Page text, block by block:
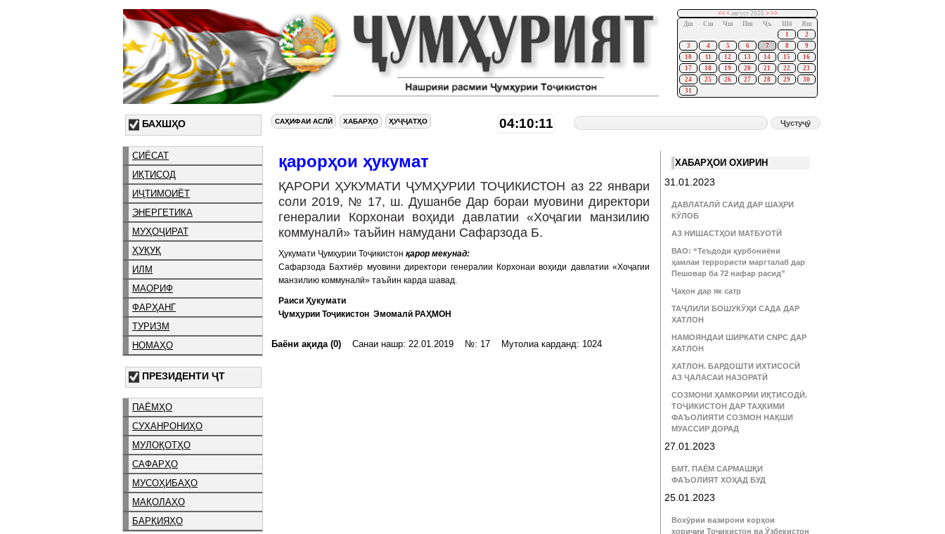
<< <август 2026 > >>
Дш
Сш Чш Пш Ҷъ Шб
Яш
1
2
3
4 5 6 7 8
9
10
11 12 13 14 15
16
17
18 19 20 21 22
23
24
25 26 27 28 29
30
31
БАХШҲО
СИЁСАТ
ИҚТИСОД
ИҶТИМОИЁТ
ЭНЕРГЕТИКА
МУҲОҶИРАТ
ҲУҚУҚ
ИЛМ
МАОРИФ
ФАРҲАНГ
ТУРИЗМ
НОМАҲО
ПРЕЗИДЕНТИ ҶТ
ПАЁМҲО
СУХАНРОНИҲО
МУЛОҚОТҲО
САФАРҲО
МУСОҲИБАҲО
МАҚОЛАҲО
БАРҚИЯҲО
САҲИФАИ АСЛӢ ХАБАРҲО ҲУҶҶАТҲО 04:10:11
қарорҳои ҳукумат
ҚАРОРИ ҲУКУМАТИ ҶУМҲУРИИ ТОҶИКИСТОН аз 22 январи
соли 2019, № 17, ш. Душанбе Дар бораи муовини директори
генералии Корхонаи воҳиди давлатии «Хоҷагии манзилию
коммуналӣ» таъйин намудани Сафарзода Б.
Ҳукумати Ҷумҳурии Тоҷикистон қарор мекунад:
Сафарзода Бахтиёр муовини директори генералии Корхонаи воҳиди давлатии «Хоҷагии
манзилию коммуналӣ» таъйин карда шавад.
Раиси Ҳукумати
Ҷумҳурии Тоҷикистон Эмомалӣ РАҲМОН
Баёни ақида (0) Санаи нашр: 22.01.2019 №: 17 Мутолиа карданд: 1024
ХАБАРҲОИ ОХИРИН
31.01.2023
ДАВЛАТАЛӢ САИД ДАР ШАҲРИ
КӮЛОБ
АЗ НИШАСТҲОИ МАТБУОТӢ
ВАО: “Теъдоди қурбониёни
ҳамлаи террористи маргталаб дар
Пешовар ба 72 нафар расид”
Ҷаҳон дар як сатр
ТАҶЛИЛИ БОШУКӮҲИ САДА ДАР
ХАТЛОН
НАМОЯНДАИ ШИРКАТИ CNPC ДАР
ХАТЛОН
ХАТЛОН. БАРДОШТИ ИХТИСОСӢ
АЗ ҶАЛАСАИ НАЗОРАТӢ
СОЗМОНИ ҲАМКОРИИ ИҚТИСОДӢ.
ТОҶИКИСТОН ДАР ТАҲКИМИ
ФАЪОЛИЯТИ СОЗМОН НАҚШИ
МУАССИР ДОРАД
27.01.2023
БМТ. ПАЁМ САРМАШҚИ
ФАЪОЛИЯТ ХОҲАД БУД
25.01.2023
Вохӯрии вазирони корҳои
хориҷии Тоҷикистон ва Ӯзбекистон